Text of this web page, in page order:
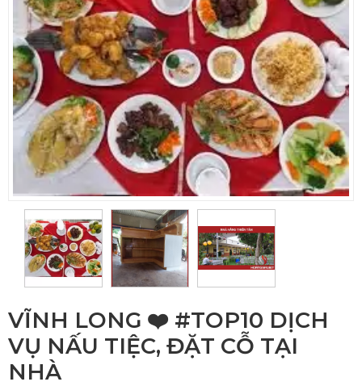
VĨNH LONG ❤️️ #TOP10 DỊCH
VỤ NẤU TIỆC, ĐẶT CỖ TẠI
NHÀ